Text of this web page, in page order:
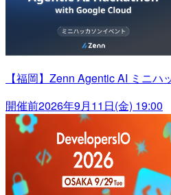
【福岡】Zenn Agentic AI ミニ
開催前2026年9月11日(金) 19:00